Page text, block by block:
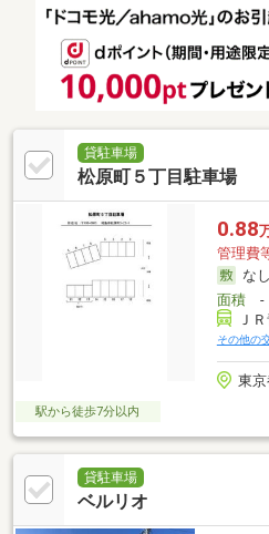
貸駐車場
松原町５丁目駐車場
0.88
管理費
なし
面積-
Ｊ
その他の
東
駅から徒歩7分以内
貸駐車場
ベルリオ